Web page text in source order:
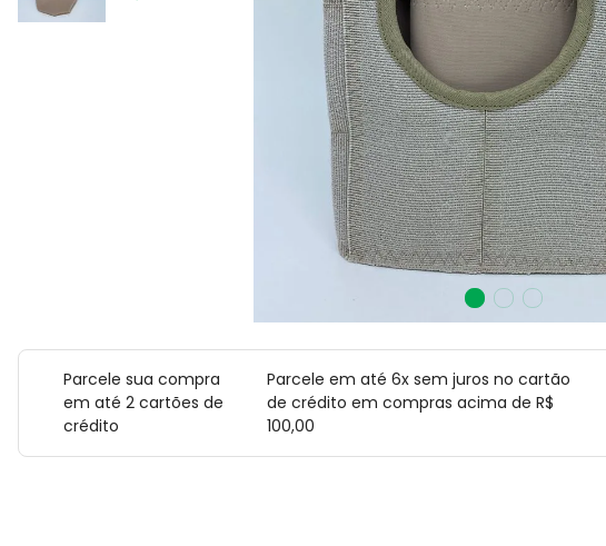
Parcele sua compra
em até 2 cartões de
crédito
Parcele em até 6x sem juros no cartão
de crédito em compras acima de R$
100,00